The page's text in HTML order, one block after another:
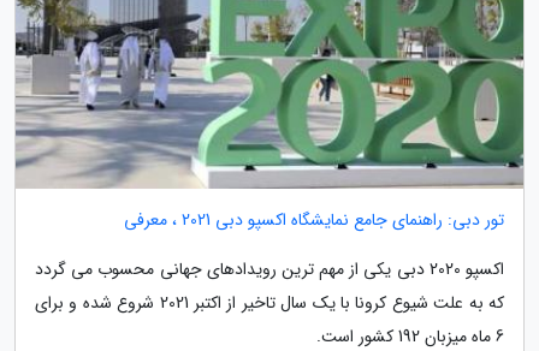
تور دبی: راهنمای جامع نمایشگاه اکسپو دبی 2021 ، معرفی
اکسپو 2020 دبی یکی از مهم ترین رویدادهای جهانی محسوب می گردد
که به علت شیوع کرونا با یک سال تاخیر از اکتبر 2021 شروع شده و برای
6 ماه میزبان 192 کشور است.